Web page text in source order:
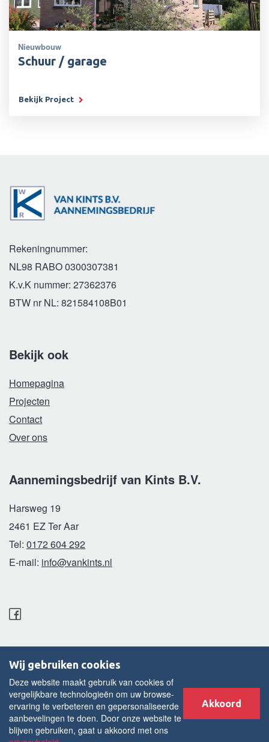
Nieuwbouw
Schuur / garage
Bekijk Project
Rekeningnummer:
NL98 RABO 0300307381
K.v.K nummer: 27362376
BTW nr NL: 821584108B01
Bekijk ook
Homepagina
Projecten
Contact
Over ons
Aannemingsbedrijf van Kints B.V.
Harsweg 19
2461 EZ Ter Aar
Tel: 0172 604 292
E-mail: info@vankints.nl
van Kints B.V © 2015 - 2026 |
Disclaimer
Cookies
Algemene voorwaarden
Privacy statement
Wij gebruiken cookies
Deze website maakt gebruik van cookies of
vergelijkbare technologieën om uw browse-
ervaring te verbeteren en gepersonaliseerde
aanbevelingen te doen. Door onze website te
blijven gebruiken, gaat u akkoord met ons
Akkoord